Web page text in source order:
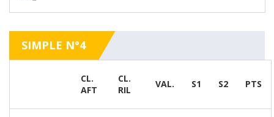
SIMPLE N°4
CL.
AFT
CL.
RIL
VAL. S1 S2 PTS